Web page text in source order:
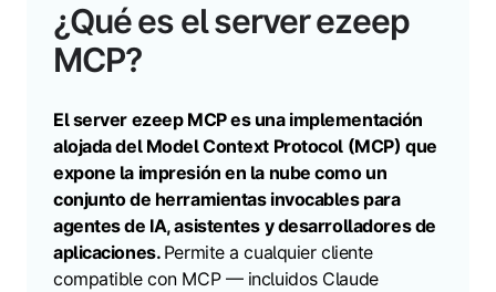
¿Qué es el server ezeep
MCP?
El server ezeep MCP es una implementación
alojada del Model Context Protocol (MCP) que
expone la impresión en la nube como un
conjunto de herramientas invocables para
agentes de IA, asistentes y desarrolladores de
aplicaciones. Permite a cualquier cliente
compatible con MCP — incluidos Claude